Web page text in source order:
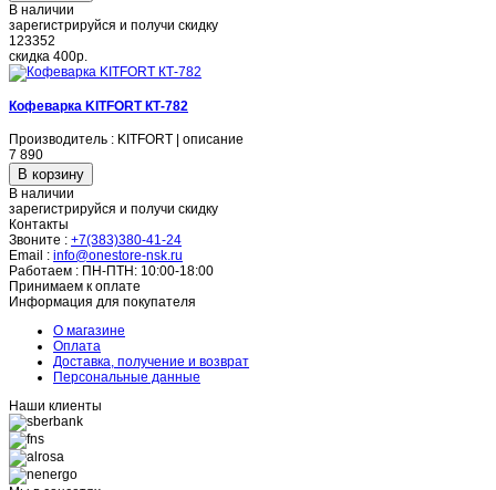
В наличии
зарегистрируйся и получи скидку
123352
скидка 400р.
Кофеварка KITFORT КТ-782
Производитель : KITFORT | описание
7 890
В наличии
зарегистрируйся и получи скидку
Контакты
Звоните : +7(383)380-41-24
Email : info@onestore-nsk.ru
Работаем : ПН-ПТН: 10:00-18:00
Принимаем к оплате
Информация для покупателя
О магазине
Оплата
Доставка, получение и возврат
Персональные данные
Наши клиенты